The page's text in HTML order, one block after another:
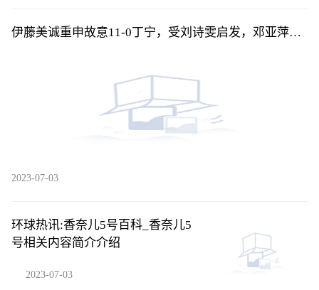
伊藤美诚重申故意11-0丁宁，受刘诗雯启发，邓亚萍曾
2023-07-03
环球热讯:香奈儿5号百科_香奈儿5
号相关内容简介介绍
2023-07-03